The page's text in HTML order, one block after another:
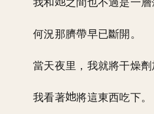
我和 之間也不過是一層
何況那臍帶早已斷開。
當天夜里，我就將干燥劑
我看著 將這東西吃下。